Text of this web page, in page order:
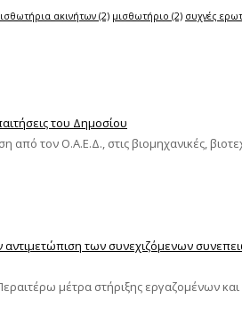
ακινήτων (2) μισθωτήριο (2) συχνές
του Δημοσίου
τον Ο.Α.Ε.Δ., στις βιομηχανικές,
των συνεχιζόμενων
μέτρα στήριξης εργαζομένων